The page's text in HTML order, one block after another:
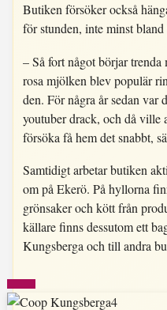
Butiken försöker också
för stunden, inte minst
– Så fort något börjar
rosa mjölken blev populär
den. För några år sedan var
youtuber drack, och då ville
försöka få hem det snabbt,
Samtidigt arbetar butiken
om på Ekerö. På hyllorna
grönsaker och kött från
källare finns dessutom ett
Kungsberga och till andra